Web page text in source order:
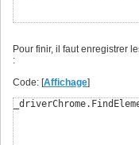
Pour finir, il faut enregistrer
:
Code: [Affichage]